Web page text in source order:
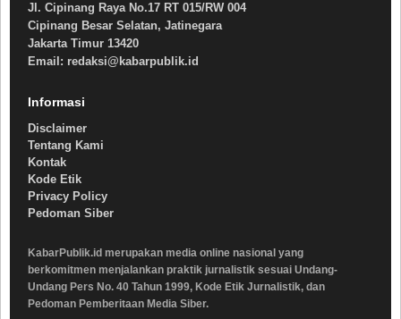
Jl. Cipinang Raya No.17 RT 015/RW 004
Cipinang Besar Selatan, Jatinegara
Jakarta Timur 13420
Email: redaksi@kabarpublik.id
Informasi
Disclaimer
Tentang Kami
Kontak
Kode Etik
Privacy Policy
Pedoman Siber
KabarPublik.id merupakan media online nasional yang
berkomitmen menjalankan praktik jurnalistik sesuai Undang-
Undang Pers No. 40 Tahun 1999, Kode Etik Jurnalistik, dan
Pedoman Pemberitaan Media Siber.